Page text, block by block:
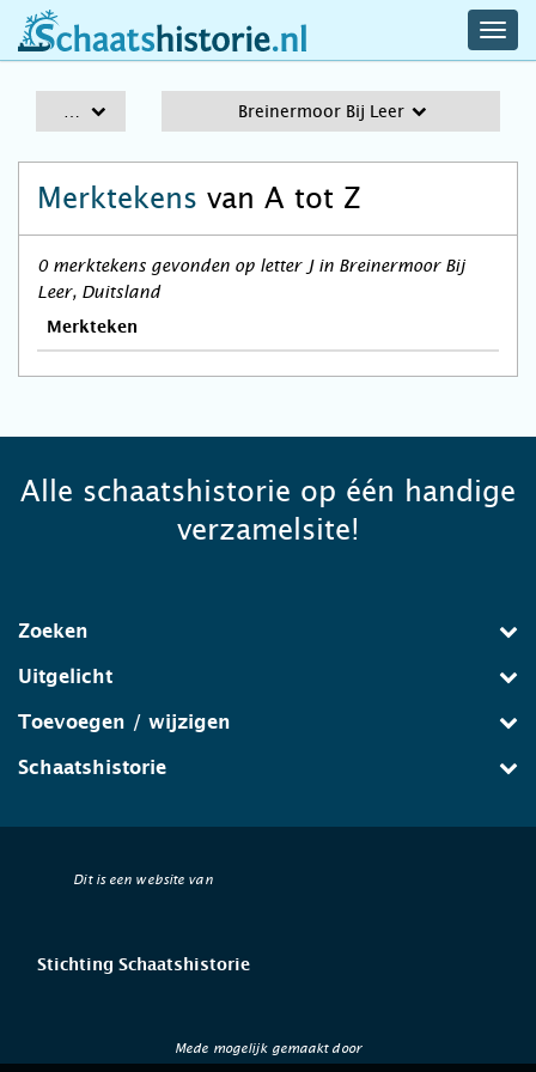
schaatshistorie.nl
Breinermoor Bij Leer
Merktekens van A tot Z
0 merktekens gevonden op letter J in Breinermoor Bij
Leer, Duitsland
Merkteken
Alle schaatshistorie op één handige
verzamelsite!
Zoeken
Uitgelicht
Toevoegen / wijzigen
Schaatshistorie
Dit is een website van
Stichting Schaatshistorie
Mede mogelijk gemaakt door